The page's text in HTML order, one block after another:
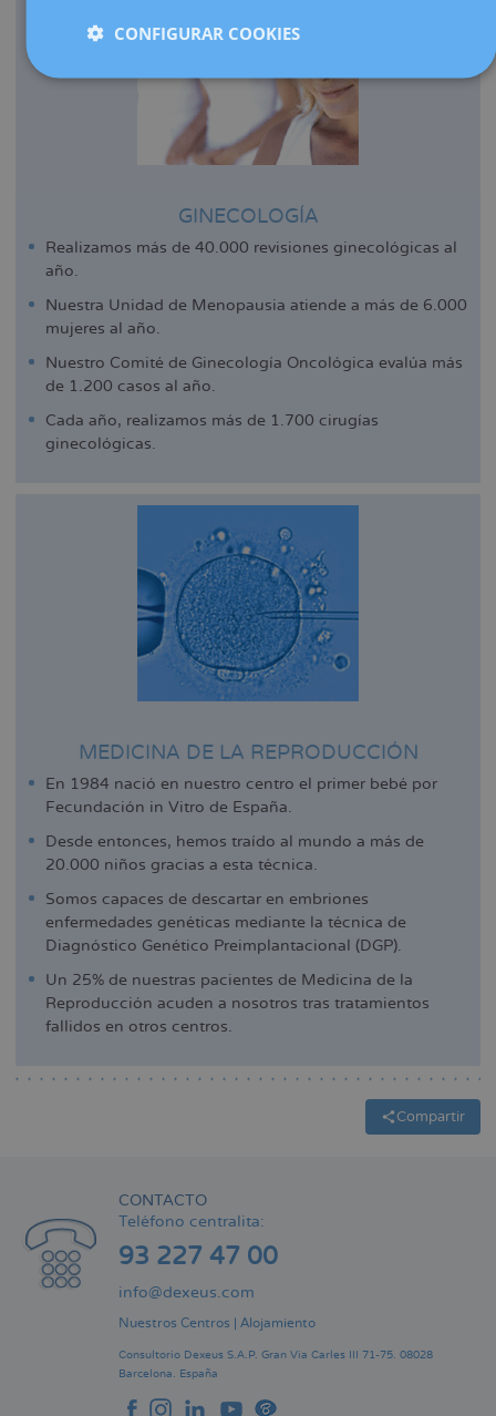
GINECOLOGÍA
Realizamos más de 40.000 revisiones ginecológicas al
año.
Nuestra Unidad de Menopausia atiende a más de 6.000
mujeres al año.
Nuestro Comité de Ginecología Oncológica evalúa más
de 1.200 casos al año.
Cada año, realizamos más de 1.700 cirugías
ginecológicas.
MEDICINA DE LA REPRODUCCIÓN
En 1984 nació en nuestro centro el primer bebé por
Fecundación in Vitro de España.
Desde entonces, hemos traído al mundo a más de
20.000 niños gracias a esta técnica.
Somos capaces de descartar en embriones
enfermedades genéticas mediante la técnica de
Diagnóstico Genético Preimplantacional (DGP).
Un 25% de nuestras pacientes de Medicina de la
Reproducción acuden a nosotros tras tratamientos
fallidos en otros centros.
Compartir
CONTACTO
Teléfono centralita:
93 227 47 00
info@dexeus.com
Nuestros Centros Alojamiento
Consultorio Dexeus S.A.P. Gran Via Carles III 71-75. 08028
Barcelona. España
CONFIGURAR COOKIES